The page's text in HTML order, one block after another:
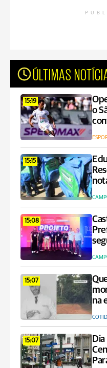
ÚLTIMAS
15:19
o
15:15
15:08
15:07
na
15:07